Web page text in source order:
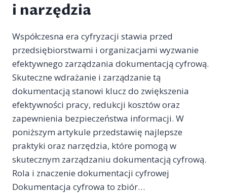
i narzędzia
Współczesna era cyfryzacji stawia przed
przedsiębiorstwami i organizacjami wyzwanie
efektywnego zarządzania dokumentacją cyfrową.
Skuteczne wdrażanie i zarządzanie tą
dokumentacją stanowi klucz do zwiększenia
efektywności pracy, redukcji kosztów oraz
zapewnienia bezpieczeństwa informacji. W
poniższym artykule przedstawię najlepsze
praktyki oraz narzędzia, które pomogą w
skutecznym zarządzaniu dokumentacją cyfrową.
Rola i znaczenie dokumentacji cyfrowej
Dokumentacja cyfrowa to zbiór…